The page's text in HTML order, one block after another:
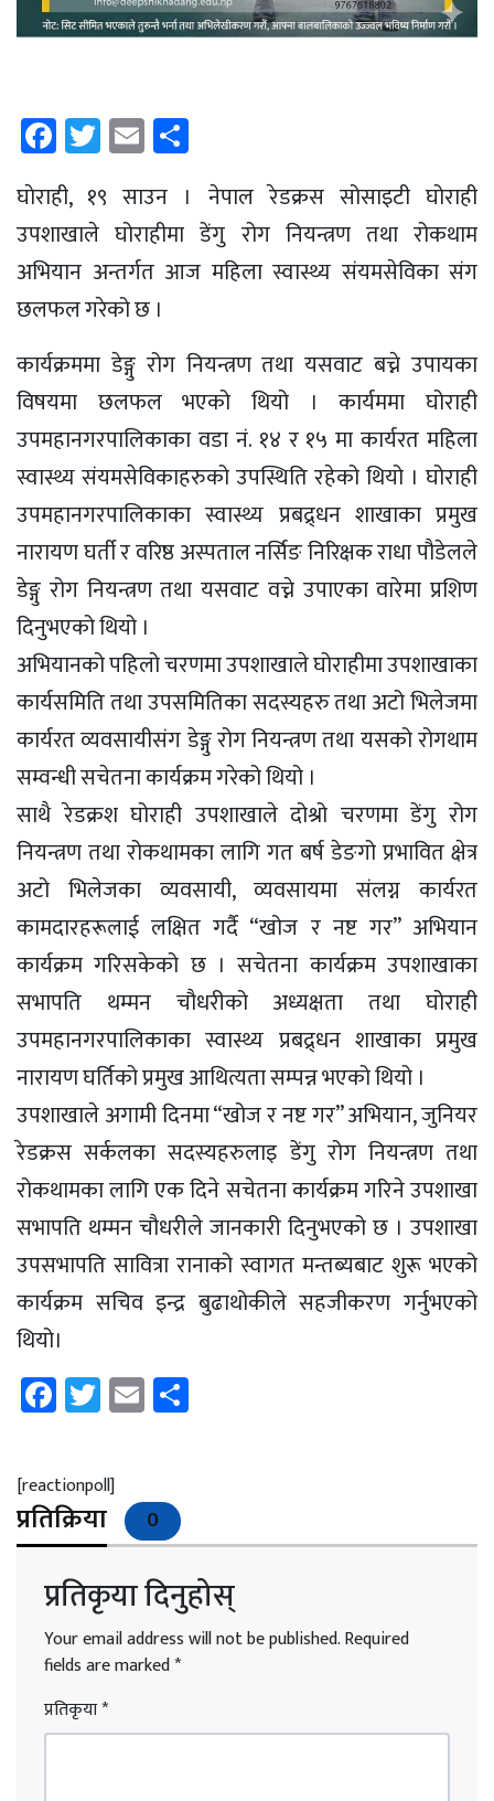
Facebook
Twitter
Email
घाेराही, १९ साउन । नेपाल रेडक्रस सोसाइटी घोराही
उपशाखाले घोराहीमा डेंगु रोग नियन्त्रण तथा रोकथाम
अभियान अन्तर्गत आज महिला स्वास्थ्य संयमसेविका संग
छलफल गरेको छ ।
कार्यक्रममा डेङ्गु रोग नियन्त्रण तथा यसवाट बच्ने उपायका
विषयमा छलफल भएको थियो । कार्यममा घोराही
उपमहानगरपालिकाका वडा नं. १४ र १५ मा कार्यरत महिला
स्वास्थ्य संयमसेविकाहरुको उपस्थिति रहेको थियो । घोराही
उपमहानगरपालिकाका स्वास्थ्य प्रबद्र्धन शाखाका प्रमुख
नारायण घर्ती र वरिष्ठ अस्पताल नर्सिङ निरिक्षक राधा पौडेलले
डेङ्गु रोग नियन्त्रण तथा यसवाट वच्ने उपाएका वारेमा प्रशिण
दिनुभएको थियो ।
अभियानको पहिलो चरणमा उपशाखाले घोराहीमा उपशाखाका
कार्यसमिति तथा उपसमितिका सदस्यहरु तथा अटो भिलेजमा
कार्यरत व्यवसायीसंग डेङ्गु रोग नियन्त्रण तथा यसको रोगथाम
सम्वन्धी सचेतना कार्यक्रम गरेको थियो ।
साथै रेडक्रश घोराही उपशाखाले दोश्रो चरणमा डेंगु रोग
नियन्त्रण तथा रोकथामका लागि गत बर्ष डेङगो प्रभावित क्षेत्र
अटो भिलेजका व्यवसायी, व्यवसायमा संलग्न कार्यरत
कामदारहरूलाई लक्षित गर्दै “खोज र नष्ट गर” अभियान
कार्यक्रम गरिसकेको छ । सचेतना कार्यक्रम उपशाखाका
सभापति थम्मन चौधरीको अध्यक्षता तथा घोराही
उपमहानगरपालिकाका स्वास्थ्य प्रबद्र्धन शाखाका प्रमुख
नारायण घर्तिको प्रमुख आथित्यता सम्पन्न भएको थियो ।
उपशाखाले अगामी दिनमा “खोज र नष्ट गर” अभियान, जुनियर
रेडक्रस सर्कलका सदस्यहरुलाइ डेंगु रोग नियन्त्रण तथा
रोकथामका लागि एक दिने सचेतना कार्यक्रम गरिने उपशाखा
सभापति थम्मन चौधरीले जानकारी दिनुभएको छ । उपशाखा
उपसभापति सावित्रा रानाको स्वागत मन्तब्यबाट शुरू भएको
कार्यक्रम सचिव इन्द्र बुढाथोकीले सहजीकरण गर्नुभएको
थियो।
Facebook
Twitter
Email
[reactionpoll]
प्रतिक्रिया 0
प्रतिकृया दिनुहोस्
Your email address will not be published.Required
fields are marked*
प्रतिकृया*